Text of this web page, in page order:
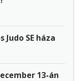
Judo SE háza
13-án